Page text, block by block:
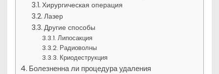
Хирургическая операция
Лазер
Другие способы
Липосакция
Радиоволны
Криодеструкция
Болезненна ли процедура удаления